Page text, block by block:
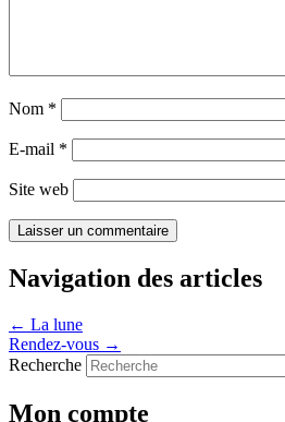
Nom *
E-mail *
Site web
Navigation des articles
← La lune
Rendez-vous →
Recherche
Mon compte